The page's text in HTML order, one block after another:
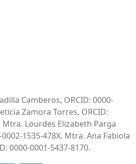
Camberos, ORCID: 0000-
Zamora Torres, ORCID:
Mtra. Lourdes Elizabeth Parga
0002-1535-478X. Mtra. Ana Fabiola
0000-0001-5437-8170.